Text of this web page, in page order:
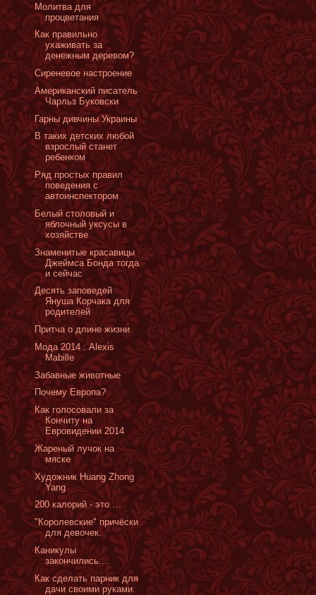
Молитва для
процветания
Как правильно
ухаживать за
денежным деревом?
Сиреневое настроение
Американский писатель
Чарльз Буковски
Гарны дивчины Украины
В таких детских любой
взрослый станет
ребенком
Ряд простых правил
поведения с
автоинспектором
Белый столовый и
яблочный уксусы в
хозяйстве
Знаменитые красавицы
Джеймса Бонда тогда
и сейчас
Десять заповедей
Януша Корчака для
родителей
Притча о длине жизни
Мода 2014 : Alexis
Mabille
Забавные животные
Почему Европа?
Как голосовали за
Кончиту на
Евровидении 2014
Жареный лучок на
мяске
Художник Huang Zhong
Yang
200 калорий - это …
"Королевские" причёски
для девочек.
Каникулы
закончились....
Как сделать парник для
дачи своими руками.